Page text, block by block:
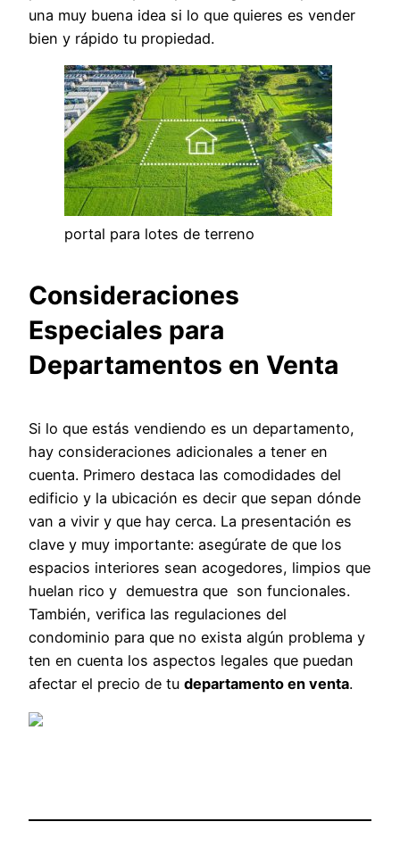
una muy buena idea si lo que quieres es vender
bien y rápido tu propiedad.
portal para lotes de terreno
Consideraciones
Especiales para
Departamentos en Venta
Si lo que estás vendiendo es un departamento,
hay consideraciones adicionales a tener en
cuenta. Primero destaca las comodidades del
edificio y la ubicación es decir que sepan dónde
van a vivir y que hay cerca. La presentación es
clave y muy importante: asegúrate de que los
espacios interiores sean acogedores, limpios que
huelan rico y demuestra que son funcionales.
También, verifica las regulaciones del
condominio para que no exista algún problema y
ten en cuenta los aspectos legales que puedan
afectar el precio de tu departamento en venta.